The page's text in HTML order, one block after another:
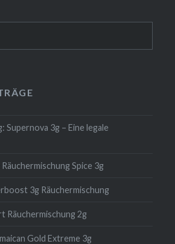
3g – Eine legale
Spice 3g
3g Räuchermischung
Räuchermischung 2g
Gold Extreme 3g